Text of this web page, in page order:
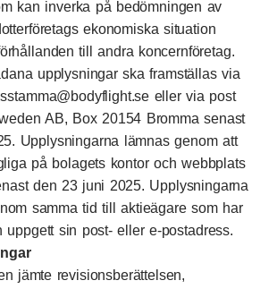
kan inverka på bedömningen av
ekonomiska situation
till andra koncernföretag.
upplysningar ska framställas via
eller via post
AB, Box 20154 Bromma senast
Upplysningarna lämnas genom att
på bolagets kontor och webbplats
den 23 juni 2025. Upplysningarna
samma tid till aktieägare som har
uppgett sin post- eller e-postadress.
jämte revisionsberättelsen,